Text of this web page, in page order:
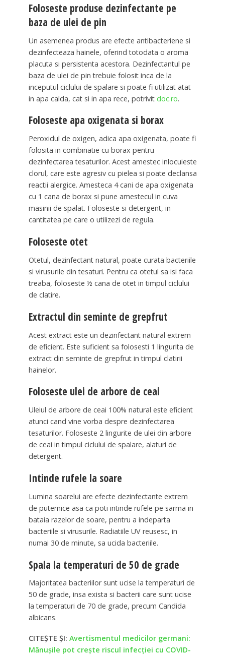
Foloseste produse dezinfectante pe
baza de ulei de pin
Un asemenea produs are efecte antibacteriene si
dezinfecteaza hainele, oferind totodata o aroma
placuta si persistenta acestora. Dezinfectantul pe
baza de ulei de pin trebuie folosit inca de la
inceputul ciclului de spalare si poate fi utilizat atat
in apa calda, cat si in apa rece, potrivit doc.ro.
Foloseste apa oxigenata si borax
Peroxidul de oxigen, adica apa oxigenata, poate fi
folosita in combinatie cu borax pentru
dezinfectarea tesaturilor. Acest amestec inlocuieste
clorul, care este agresiv cu pielea si poate declansa
reactii alergice. Amesteca 4 cani de apa oxigenata
cu 1 cana de borax si pune amestecul in cuva
masinii de spalat. Foloseste si detergent, in
cantitatea pe care o utilizezi de regula.
Foloseste otet
Otetul, dezinfectant natural, poate curata bacteriile
si virusurile din tesaturi. Pentru ca otetul sa isi faca
treaba, foloseste ½ cana de otet in timpul ciclului
de clatire.
Extractul din seminte de grepfrut
Acest extract este un dezinfectant natural extrem
de eficient. Este suficient sa folosesti 1 lingurita de
extract din seminte de grepfrut in timpul clatirii
hainelor.
Foloseste ulei de arbore de ceai
Uleiul de arbore de ceai 100% natural este eficient
atunci cand vine vorba despre dezinfectarea
tesaturilor. Foloseste 2 lingurite de ulei din arbore
de ceai in timpul ciclului de spalare, alaturi de
detergent.
Intinde rufele la soare
Lumina soarelui are efecte dezinfectante extrem
de puternice asa ca poti intinde rufele pe sarma in
bataia razelor de soare, pentru a indeparta
bacteriile si virusurile. Radiatiile UV reusesc, in
numai 30 de minute, sa ucida bacteriile.
Spala la temperaturi de 50 de grade
Majoritatea bacteriilor sunt ucise la temperaturi de
50 de grade, insa exista si bacterii care sunt ucise
la temperaturi de 70 de grade, precum Candida
albicans.
CITEȘTE ȘI: Avertismentul medicilor germani:
Mănușile pot crește riscul infecției cu COVID-